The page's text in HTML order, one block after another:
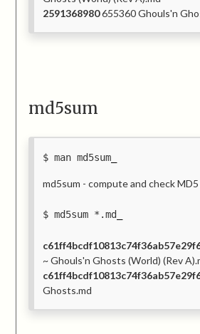
2591368980655360 Ghouls'n
md5sum
man md5sum
md5sum - compute and check
md5sum *.md
~ Ghouls'n Ghosts (World) (Rev
Ghosts.md